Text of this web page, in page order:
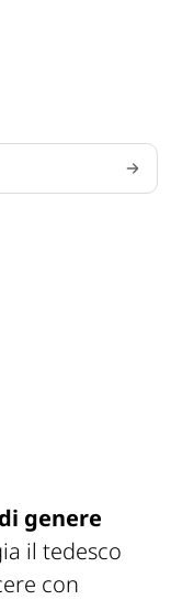
genere
il tedesco
con